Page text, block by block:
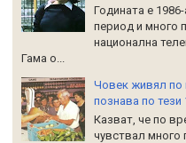
Годината е
период и много
национална
Гама о...
Човек живял по
познава по тези
Казват, че по
чувствал много